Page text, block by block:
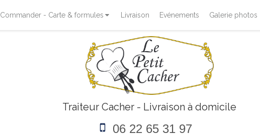
Commander - Carte & formules Livraison Evénements Galerie photos
Traiteur Cacher - Livraison à domicile
06 22 65 31 97